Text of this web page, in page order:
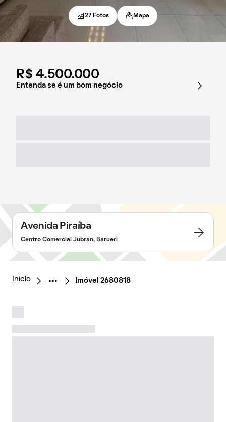
R$ 4.500.000
Entenda se é um bom negócio
27 Fotos Mapa
Avenida Piraíba
Centro Comercial Jubran, Barueri
Início Imóvel 2680818